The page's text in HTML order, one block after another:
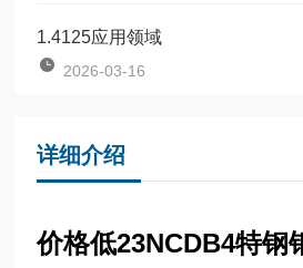
1.4125应用领域
2026-03-16
详细介绍
价格低23NCDB4特钢